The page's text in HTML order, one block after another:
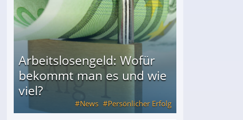
Arbeitslosengeld: Wofür
bekommt man es und wie
viel?
News Persönlicher Erfolg